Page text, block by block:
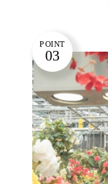
POINT
03